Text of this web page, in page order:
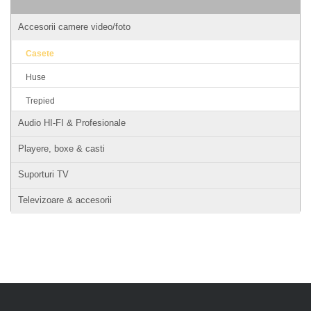
Accesorii camere video/foto
Casete
Huse
Trepied
Audio HI-FI & Profesionale
Playere, boxe & casti
Suporturi TV
Televizoare & accesorii